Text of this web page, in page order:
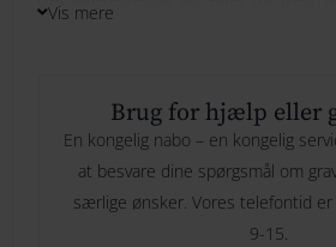
selskab. Et legende element, der
stil, uanset hvor den finder sit
Gravering: Vi kan gravere langs
det kun i en linje. Der er ikke
Vis mere
Brug for hjælp eller
En kongelig nabo – en kongelig
at besvare dine spørgsmål om
særlige ønsker. Vores telefontid er
9-15.